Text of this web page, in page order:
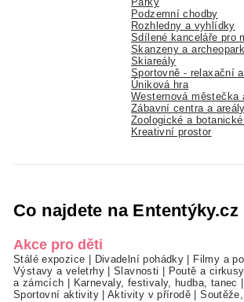
Podzemní chodby
Rozhledny a vyhlídky
Sdílené kanceláře pro
Skanzeny a
Skiareály
Sportovně - relaxační
Úniková hra
Westernová městečka
Zábavní centra a areály
Zoologické a
Kreativní prostor
Co najdete na Ententýky.cz
Akce pro děti
Stálé expozice Divadelní pohádky Filmy a
Výstavy a veletrhy|Slavnosti Poutě a cirkusy
a zámcích
Karnevaly, festivaly, hudba, tanec
Sportovní aktivity|Aktivity v přírodě |